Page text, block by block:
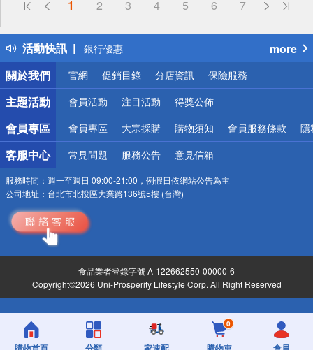
1 2 3 4 5 6 7
活動快訊
詐騙網頁！請小心！
熱門話題
銀行優惠
偏遠地區配送
詐騙網頁！請小心！
more
關於我們
官網 促銷目錄 分店資訊 保險服務
主題活動 會員活動 注目活動 得獎公佈
會員專區 會員專區 大宗採購 購物須知 會員服務條款 隱
客服中心 常見問題 服務公告 意見信箱
服務時間： 週一至週日 09:00-21:00，例假日依網站公告為主
公司地址： 台北市北投區大業路136號5樓 (台灣)
食品業者登錄字號 A-122662550-00000-6
Copyright©2026 Uni-Prosperity Lifestyle Corp. All Right Reserved
0